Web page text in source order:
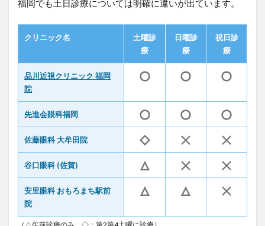
I
C
L
と
福
の
I
C
L
よ
く
る
福岡でも土日診療については明確に違いが出ています。
クリニック名
土曜診
療
日曜診
療
祝日診
療
品川近視クリニック 福岡
院
先進会眼科福岡
佐藤眼科 大牟田院
谷口眼科 (佐賀)
安里眼科 おもろまち駅前
院